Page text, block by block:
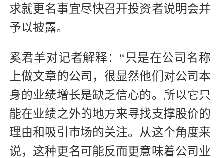
求就更名事宜尽快召开投资者说明会并
予以披露。
奚君羊对记者解释：“只是在公司名称
上做文章的公司，很显然他们对公司本
身的业绩增长是缺乏信心的。所以它只
能在业绩之外的地方来寻找支撑股价的
理由和吸引市场的关注。从这个角度来
说，这种更名可能反而更意味着公司业